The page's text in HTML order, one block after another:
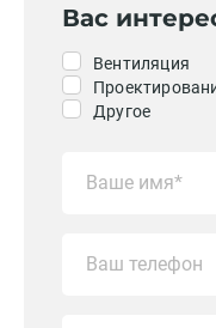
Вас
Вентиляция
Другое